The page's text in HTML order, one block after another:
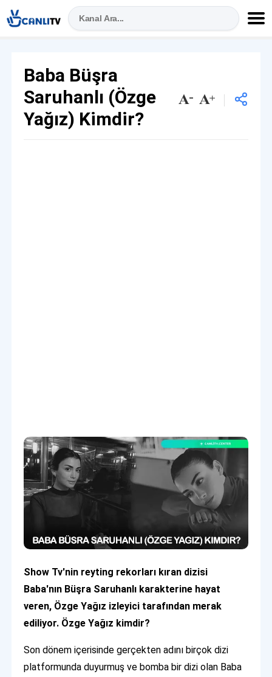
Baba Büşra
Saruhanlı (Özge
Yağız) Kimdir?
Show Tv'nin reyting rekorları kıran dizisi
Baba'nın Büşra Saruhanlı karakterine hayat
veren, Özge Yağız izleyici tarafından merak
ediliyor. Özge Yağız kimdir?
Son dönem içerisinde gerçekten adını birçok dizi
platformunda duyurmuş ve bomba bir dizi olan Baba